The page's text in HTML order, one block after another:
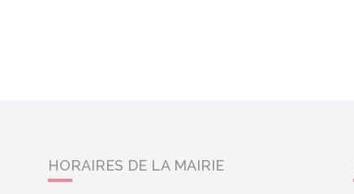
HORAIRES DE LA MAIRIE